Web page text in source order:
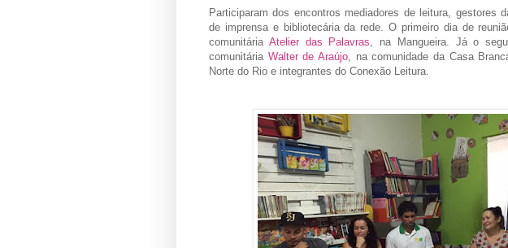
Participaram dos encontros mediadores de leitura, gestores
de imprensa e bibliotecária da rede. O primeiro dia de
comunitária Atelier das Palavras, na Mangueira. Já o
comunitária Walter de Araújo, na comunidade da Casa
Norte do Rio e integrantes do Conexão Leitura.